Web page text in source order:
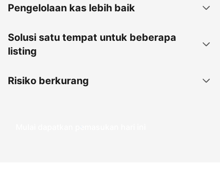
Pengelolaan kas lebih baik
Solusi satu tempat untuk beberapa
listing
Risiko berkurang
Mulai dapatkan pemasukan hari ini